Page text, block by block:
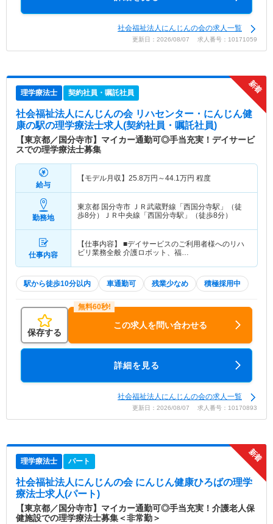
社会福祉法人にんじんの会の求人一覧
更新日：2026/08/07 求人番号：10171059
理学療法士 契約社員・嘱託社員
社会福祉法人にんじんの会 リハセンター・にんじん健
康の駅の理学療法士求人(契約社員・嘱託社員)
【東京都／国分寺市】マイカー通勤可◎手当充実！デイサービ
スでの理学療法士募集
給与
【モデル月収】 25.8万円～44.1万円 程度
勤務地
東京都 国分寺市 ＪＲ武蔵野線「西国分寺駅」（徒
歩8分）ＪＲ中央線「西国分寺駅」（徒歩8分）
仕事内容
【仕事内容】 ■デイサービスのご利用者様へのリハ
ビリ業務全般 介護ロボット、福…
駅から徒歩10分以内 車通勤可 残業少なめ 積極採用中
保存する
この求人を問い合わせる
詳細を見る
社会福祉法人にんじんの会の求人一覧
更新日：2026/08/07 求人番号：10170893
理学療法士 パート
社会福祉法人にんじんの会 にんじん健康ひろばの理学
療法士求人(パート)
【東京都／国分寺市】マイカー通勤可◎手当充実！介護老人保
健施設での理学療法士募集＜非常勤＞